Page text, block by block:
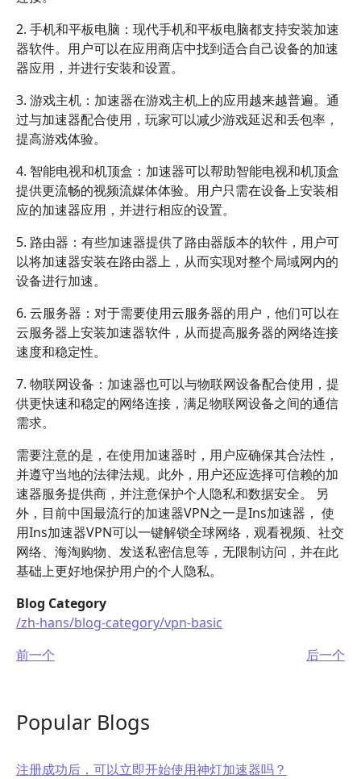
2. 手机和平板电脑：现代手机和平板电脑都支持安装加速
器软件。用户可以在应用商店中找到适合自己设备的加速
器应用，并进行安装和设置。
3. 游戏主机：加速器在游戏主机上的应用越来越普遍。通
过与加速器配合使用，玩家可以减少游戏延迟和丢包率，
提高游戏体验。
4. 智能电视和机顶盒：加速器可以帮助智能电视和机顶盒
提供更流畅的视频流媒体体验。用户只需在设备上安装相
应的加速器应用，并进行相应的设置。
5. 路由器：有些加速器提供了路由器版本的软件，用户可
以将加速器安装在路由器上，从而实现对整个局域网内的
设备进行加速。
6. 云服务器：对于需要使用云服务器的用户，他们可以在
云服务器上安装加速器软件，从而提高服务器的网络连接
速度和稳定性。
7. 物联网设备：加速器也可以与物联网设备配合使用，提
供更快速和稳定的网络连接，满足物联网设备之间的通信
需求。
需要注意的是，在使用加速器时，用户应确保其合法性，
并遵守当地的法律法规。此外，用户还应选择可信赖的加
速器服务提供商，并注意保护个人隐私和数据安全。 另
外，目前中国最流行的加速器VPN之一是Ins加速器， 使
用Ins加速器VPN可以一键解锁全球网络，观看视频、社交
网络、海淘购物、发送私密信息等，无限制访问，并在此
基础上更好地保护用户的个人隐私。
Blog Category
/zh-hans/blog-category/vpn-basic
前一个
后一个
Popular Blogs
注册成功后，可以立即开始使用神灯加速器吗？